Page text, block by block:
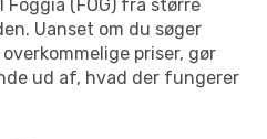
(FOG) fra større
Uanset om du søger
priser, gør
ud af, hvad der fungerer